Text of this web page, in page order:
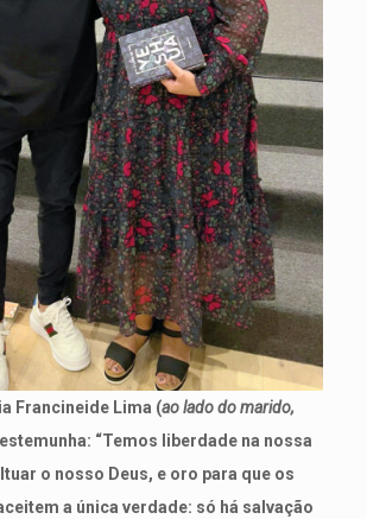
Francineide Lima (ao lado do marido,
“Temos liberdade na nossa
o nosso Deus, e oro para que os
a única verdade: só há salvação